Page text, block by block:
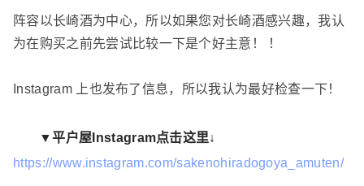
阵容以长崎酒为中心，所以如果您对长崎酒感兴趣，我认
为在购买之前先尝试比较一下是个好主意！ ！
Instagram 上也发布了信息，所以我认为最好检查一下！
▼平户屋Instagram点击这里↓
https://www.instagram.com/sakenohiradogoya_amuten/